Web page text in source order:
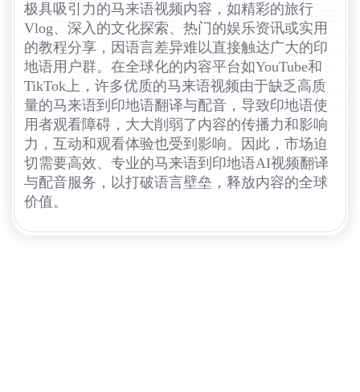
极具吸引力的马来语视频内容，如精彩的旅行
Vlog、深入的文化探索、热门的娱乐资讯或实用
的教程分享，因语言差异难以直接触达广大的印
地语用户群。在全球化的内容平台如YouTube和
TikTok上，许多优质的马来语视频由于缺乏高质
量的马来语到印地语翻译与配音，导致印地语使
用者观看障碍，大大削弱了内容的传播力和影响
力，互动和观看体验也受到影响。因此，市场迫
切需要高效、专业的马来语到印地语AI视频翻译
与配音服务，以打破语言壁垒，释放内容的全球
价值。